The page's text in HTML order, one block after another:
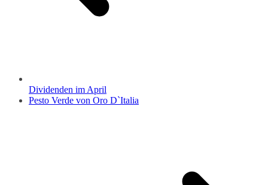
Dividenden im April
Pesto Verde von Oro D`Italia